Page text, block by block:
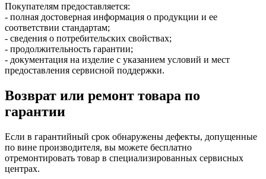
Покупателям предоставляется:
- полная достоверная информация о продукции и ее
соответствии стандартам;
- сведения о потребительских свойствах;
- продолжительность гарантии;
- документация на изделие с указанием условий и мест
предоставления сервисной поддержки.
Возврат или ремонт товара по
гарантии
Если в гарантийный срок обнаружены дефекты, допущенные
по вине производителя, вы можете бесплатно
отремонтировать товар в специализированных сервисных
центрах.